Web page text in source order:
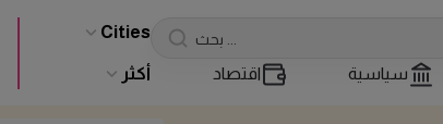
Cities
سياسية اقتصاد أكثر